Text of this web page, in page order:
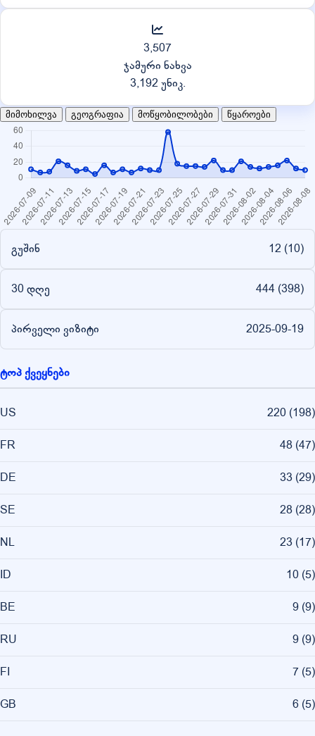
3,507
ჯამური ნახვა
3,192 უნიკ.
მიმოხილვა გეოგრაფია მოწყობილობები წყაროები
გუშინ 12 (10)
30 დღე 444 (398)
პირველი ვიზიტი 2025-09-19
ტოპ ქვეყნები
US 220 (198)
FR 48 (47)
DE 33 (29)
SE 28 (28)
NL 23 (17)
ID 10 (5)
BE 9 (9)
RU 9 (9)
FI 7 (5)
GB 6 (5)